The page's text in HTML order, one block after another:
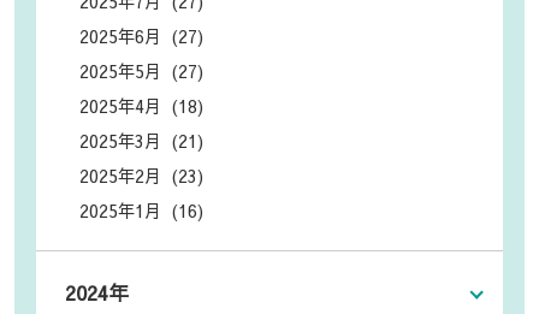
2025年6月 (27)
2025年5月 (27)
2025年4月 (18)
2025年3月 (21)
2025年2月 (23)
2025年1月 (16)
2024年